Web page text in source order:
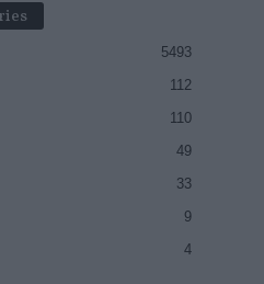
5493
112
110
49
33
9
4